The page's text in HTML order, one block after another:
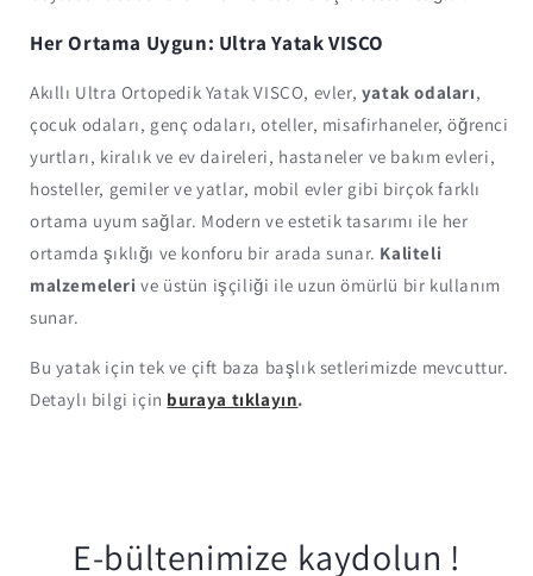
Her Ortama Uygun: Ultra Yatak VISCO
Akıllı Ultra Ortopedik Yatak VISCO, evler, yatak odaları,
çocuk odaları, genç odaları, oteller, misafirhaneler, öğrenci
yurtları, kiralık ve ev daireleri, hastaneler ve bakım evleri,
hosteller, gemiler ve yatlar, mobil evler gibi birçok farklı
ortama uyum sağlar. Modern ve estetik tasarımı ile her
ortamda şıklığı ve konforu bir arada sunar. Kaliteli
malzemeleri ve üstün işçiliği ile uzun ömürlü bir kullanım
sunar.
Bu yatak için tek ve çift baza başlık setlerimizde mevcuttur.
Detaylı bilgi için buraya tıklayın.
E-bültenimize kaydolun !